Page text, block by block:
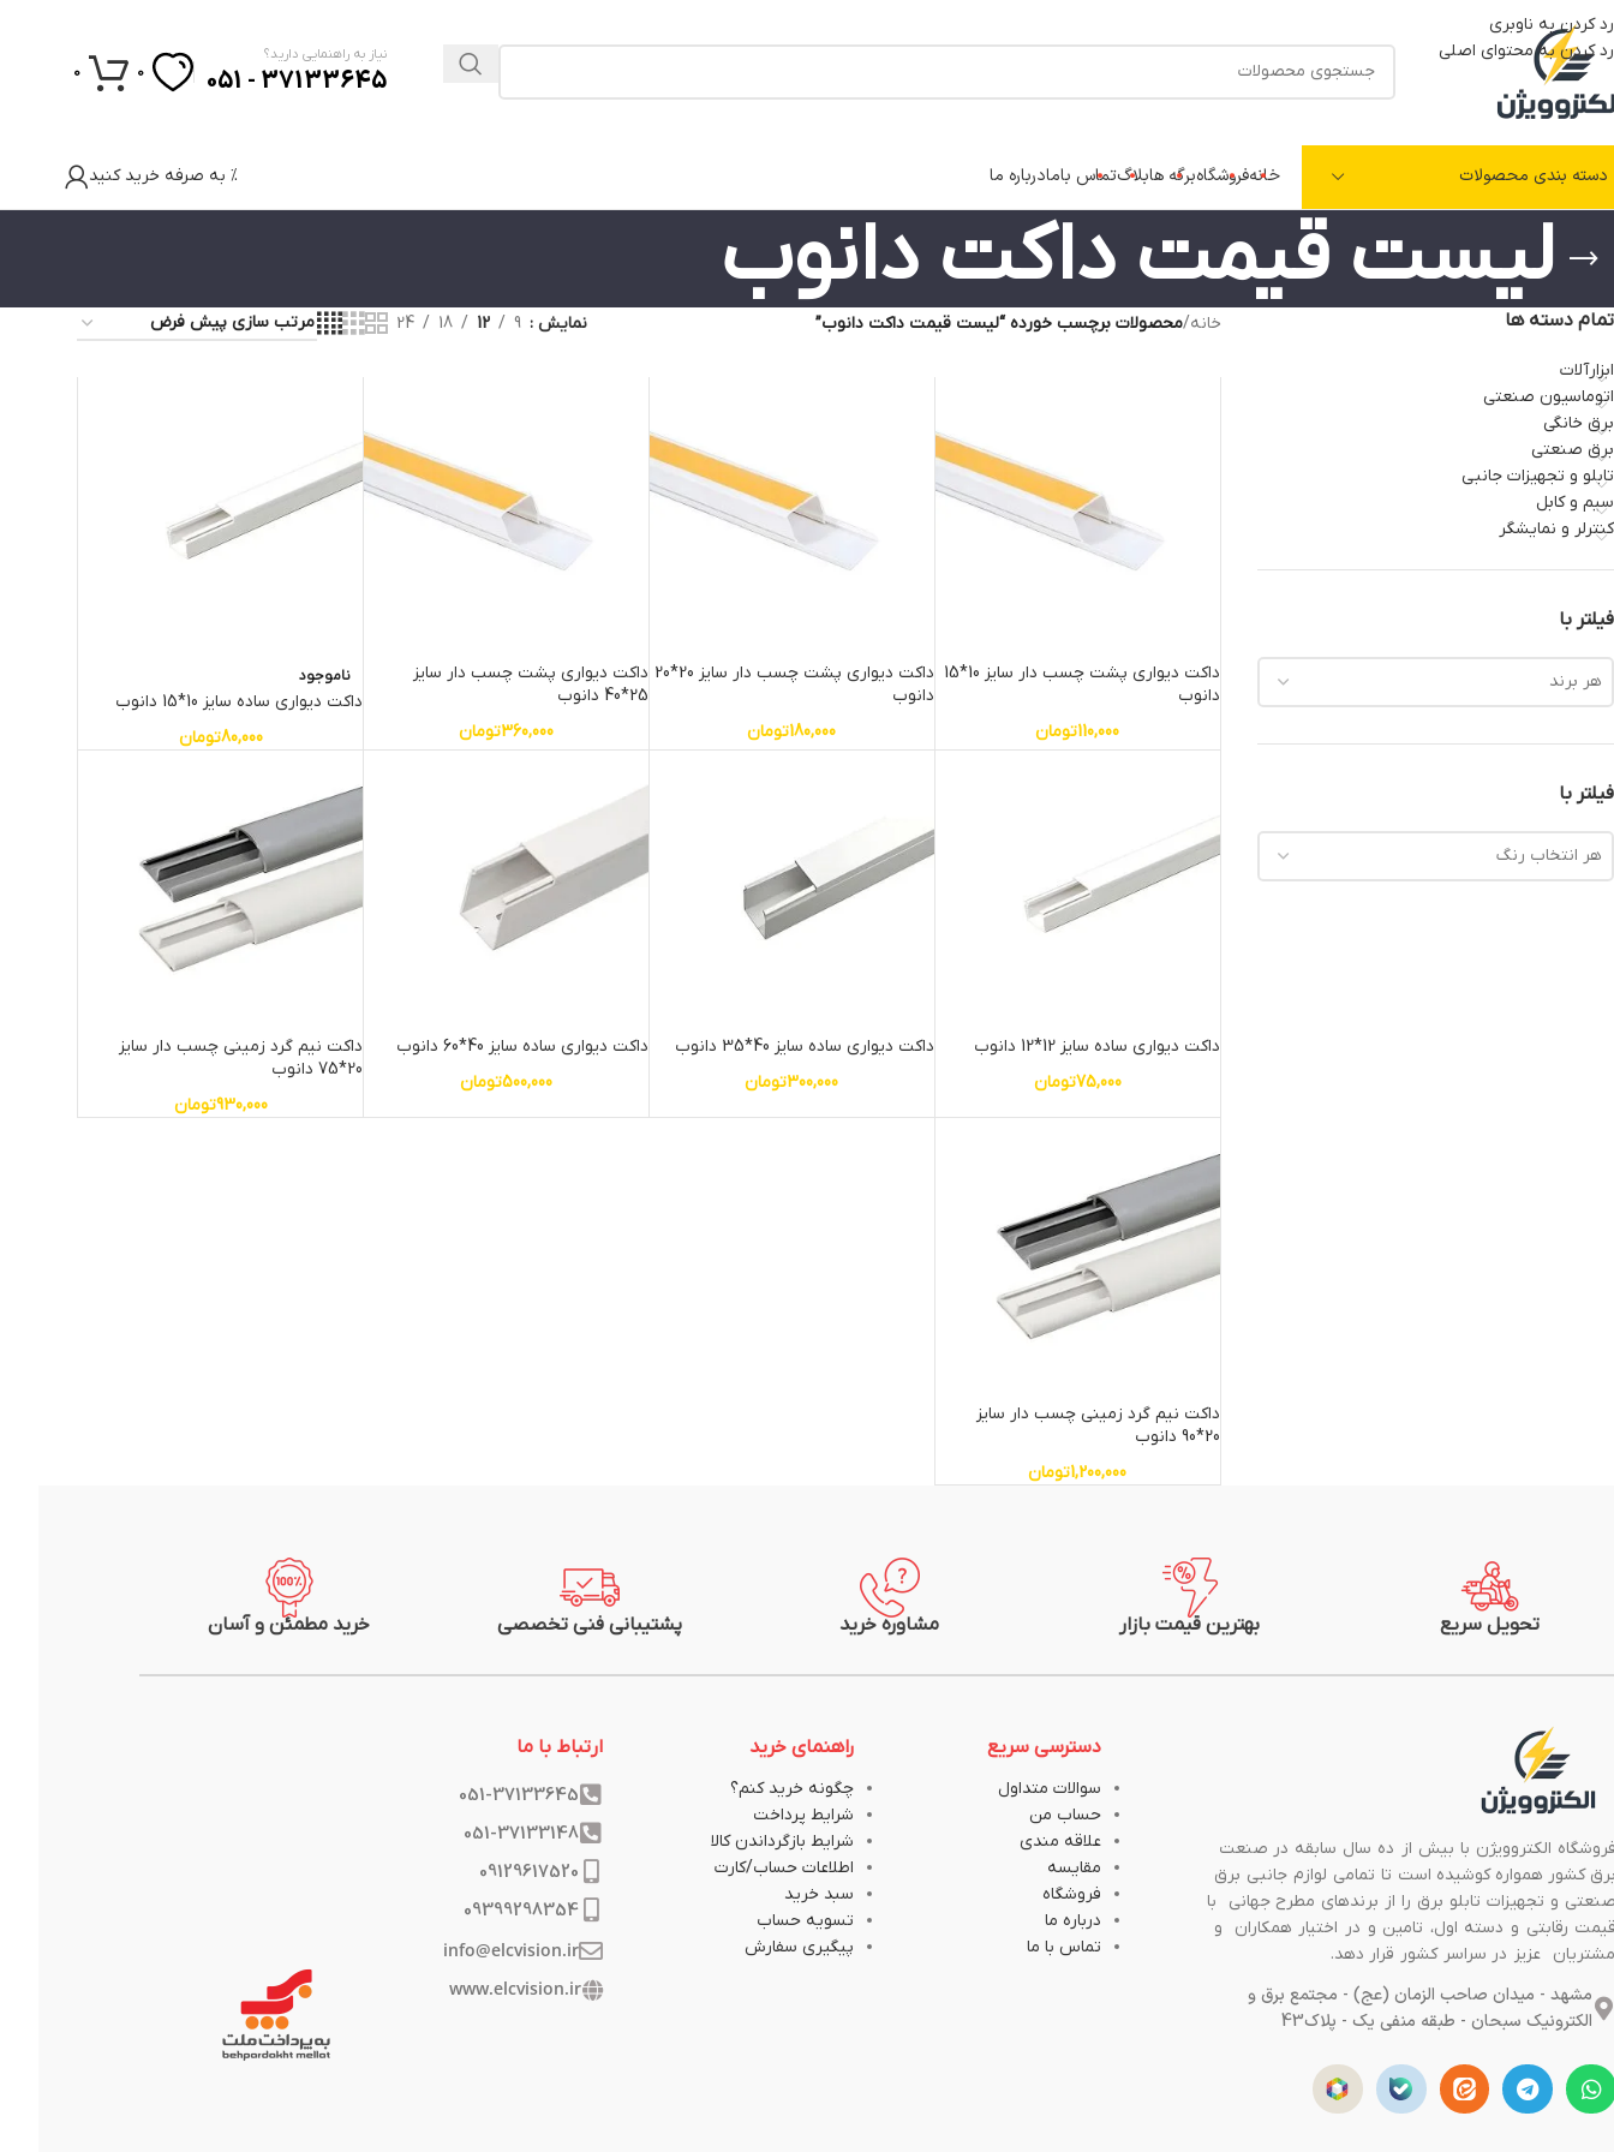
رد کردن به ناوبری
رد کردن به محتوای اصلی
نیاز به راهنمایی دارید؟
37133645 - 051
0
0
دسته بندی محصولات خانهفروشگاهبرگه هابلاگتماس بامادرباره ما % به صرفه خرید کنید
لیست قیمت داکت دانوب
تمام دسته ها
ابزارآلات
اتوماسیون صنعتی
برق خانگی
برق صنعتی
تابلو و تجهیزات جانبی
سیم و کابل
کنترلر و نمایشگر
فیلتر با
هر برند
فیلتر با
هر انتخاب رنگ
خانه/محصولات برچسب خورده “لیست قیمت داکت دانوب” نمایش 9
12
18
24
داکت دیواری پشت چسب دار سایز 10*15
دانوب
110,000تومان
داکت دیواری پشت چسب دار سایز 20*20
دانوب
180,000تومان
داکت دیواری پشت چسب دار سایز
25*40 دانوب
360,000تومان
ناموجود
داکت دیواری ساده سایز 10*15 دانوب
80,000تومان
داکت دیواری ساده سایز 12*12 دانوب
75,000تومان
داکت دیواری ساده سایز 40*35 دانوب
300,000تومان
داکت دیواری ساده سایز 40*60 دانوب
500,000تومان
داکت نیم گرد زمینی چسب دار سایز
20*75 دانوب
930,000تومان
داکت نیم گرد زمینی چسب دار سایز
20*90 دانوب
1,200,000تومان
تحویل سریع بهترین قیمت بازار مشاوره خرید پشتیبانی فنی تخصصی خرید مطمئن و آسان
الکتروویژن با بیش از ده سال سابقه در صنعت
کشور همواره کوشیده است تا تمامی لوازم جانبی برق
و تجهیزات تابلو برق را از برندهای مطرح جهانی با
رقابتی و دسته اول، تامین و در اختیار همکاران و
عزیز در سراسر کشور قرار دهد.
مشهد - میدان صاحب الزمان (عج) - مجتمع برق و
الکترونیک سبحان - طبقه منفی یک - پلاک43
دسترسی سریع
سوالات متداول
حساب من
علاقه مندی
مقایسه
فروشگاه
درباره ما
تماس با ما
راهنمای خرید
چگونه خرید کنم؟
شرایط پرداخت
شرایط بازگرداندن کالا
اطلاعات حساب/کارت
سبد خرید
تسویه حساب
پیگیری سفارش
ارتباط با ما
051-37133645
051-37133148
09129617520
09399298354
info@elcvision.ir
www.elcvision.ir